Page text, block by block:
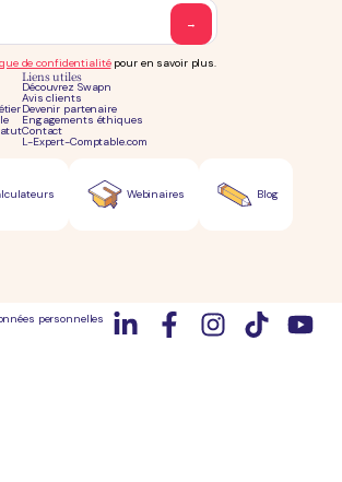
Liens utiles
Découvrez Swapn
Avis clients
Devenir partenaire
Engagements éthiques
Contact
L-Expert-Comptable.com
de confidentialitépour en savoir plus.
Blog
Webinaires
personnelles